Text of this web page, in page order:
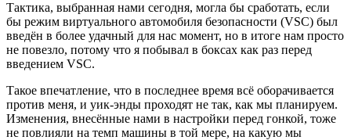
Тактика, выбранная нами сегодня, могла бы сработать, если
бы режим виртуального автомобиля безопасности (VSC) был
введён в более удачный для нас момент, но в итоге нам просто
не повезло, потому что я побывал в боксах как раз перед
введением VSC.
Такое впечатление, что в последнее время всё оборачивается
против меня, и уик-энды проходят не так, как мы планируем.
Изменения, внесённые нами в настройки перед гонкой, тоже
не повлияли на темп машины в той мере, на какую мы